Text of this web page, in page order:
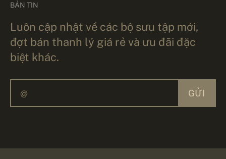
BẢN TIN
Luôn cập nhật về các bộ sưu tập mới,
đợt bán thanh lý giá rẻ và ưu đãi đặc
biệt khác.
GỬI